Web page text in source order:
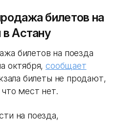
билетов на
Астану
билетов на поезда
октября,сообщает
билеты не продают,
мест нет.
на поезда,